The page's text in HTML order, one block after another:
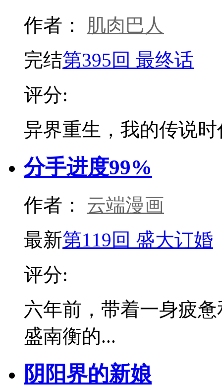
作者：
肌肉巴人
完结第395回 最终话
评分:
异界重生，我的传说
分手进度99%
作者：
云端漫画
最新第119回 盛大订婚
评分:
六年前，带着一身疲
盛南衡的...
阴阳界的新娘